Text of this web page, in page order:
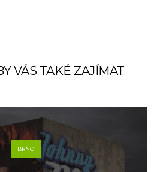
VÁS TAKÉ ZAJÍMAT
BRNO